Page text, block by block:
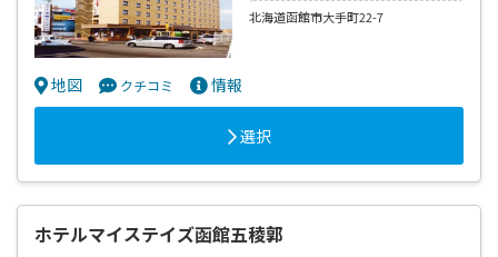
北海道函館市大手町22-7
地図 クチコミ 情報
選択
ホテルマイステイズ函館五稜郭